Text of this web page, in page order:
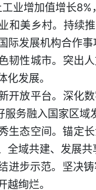
业增加值增长
和美乡村。持续
际发展机构合作
韧性城市。突出
化发展。
开放平台。深化
服务融入国家区域
生态空间。锚定
全域共建、发展共
进步示范。坚决
越绚烂。